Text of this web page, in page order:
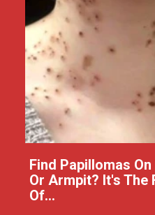
Find Papillomas
Or Armpit? It's The
Of...